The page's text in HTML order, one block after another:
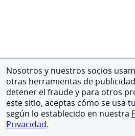
Nosotros y nuestros socios
otras herramientas de
detener el fraude y para otros
este sitio, aceptas cómo se usa
según lo establecido en nuestra
Privacidad.